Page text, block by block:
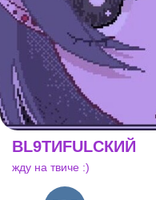
BL9ТИFULСКИЙ
жду на твиче :)